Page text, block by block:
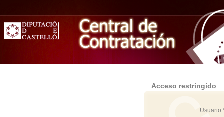
Acceso restringido
Usuario